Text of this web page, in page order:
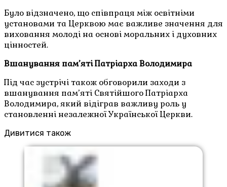
Було відзначено, що співпраця між освітніми
установами та Церквою має важливе значення для
виховання молоді на основі моральних і духовних
цінностей.
Вшанування пам’яті Патріарха Володимира
Під час зустрічі також обговорили заходи з
вшанування пам’яті Святійшого Патріарха
Володимира, який відіграв важливу роль у
становленні незалежної Української Церкви.
Дивитися також